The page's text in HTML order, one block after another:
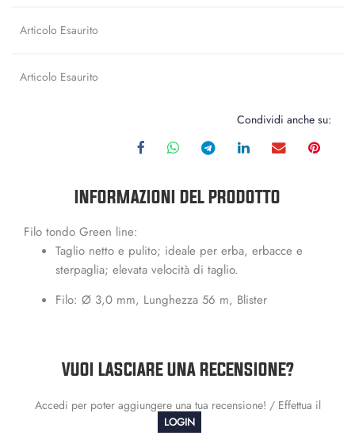
Articolo Esaurito
Articolo Esaurito
Condividi anche su:
INFORMAZIONI DEL PRODOTTO
Filo tondo Green line:
Taglio netto e pulito; ideale per erba, erbacce e
sterpaglia; elevata velocità di taglio.
Filo: Ø 3,0 mm, Lunghezza 56 m, Blister
VUOI LASCIARE UNA RECENSIONE?
Accedi per poter aggiungere una tua recensione! / Effettua il
LOGIN